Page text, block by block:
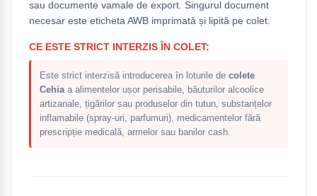
sau documente vamale de export. Singurul document
necesar este eticheta AWB imprimată și lipită pe colet.
CE ESTE STRICT INTERZIS ÎN COLET:
Este strict interzisă introducerea în loturile de colete
Cehiaa alimentelor ușor perisabile, băuturilor alcoolice
artizanale, țigărilor sau produselor din tutun, substanțelor
inflamabile (spray-uri, parfumuri), medicamentelor fără
prescripție medicală, armelor sau banilor cash.